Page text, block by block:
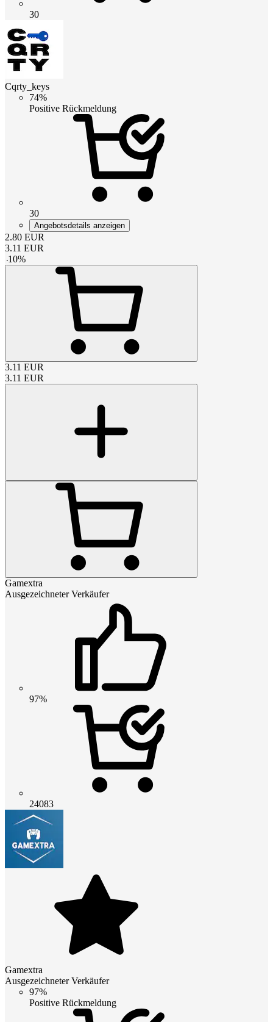
30
Cqrty_keys
74%
Positive Rückmeldung
30
Angebotsdetails anzeigen
2.80 EUR
3.11 EUR
-10%
3.11 EUR
3.11 EUR
Gamextra
Ausgezeichneter Verkäufer
97%
24083
Gamextra
Ausgezeichneter Verkäufer
97%
Positive Rückmeldung